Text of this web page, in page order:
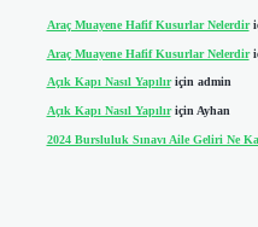
Araç Muayene Hafif Kusurlar Nelerdir
Araç Muayene Hafif Kusurlar Nelerdir
Açık Kapı Nasıl Yapılıriçin admin
Açık Kapı Nasıl Yapılıriçin Ayhan
2024 Bursluluk Sınavı Aile Geliri Ne